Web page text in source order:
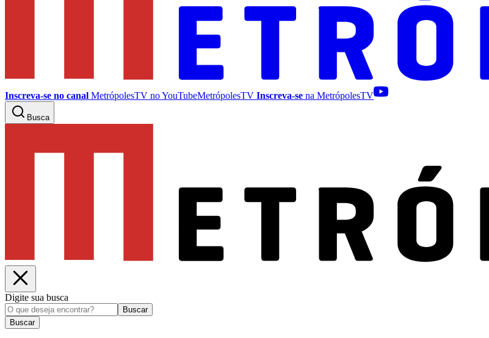
Inscreva-se no canal MetrópolesTV noYouTubeMetrópolesTV Inscreva-se na MetrópolesTV
Busca
Digite sua busca
Buscar
Buscar